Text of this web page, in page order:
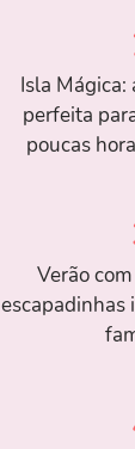
Isla Mágica:
perfeita
poucas
Verão
escapadinhas